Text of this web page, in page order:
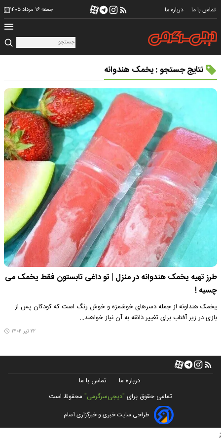
تماس با ما درباره ما جمعه ۱۶ مرداد ۱۴۰۵
نتایج جستجو : یخمک هندوانه
طرز تهیه یخمک هندوانه در منزل | تو داغی تابستون فقط یخمک می
چسبه !
یخمک هنداونه از جمله دسرهای خوشمزه و خوش رنگ است که کودکان پس از
بازی در زیر آفتاب برای تغییر ذائقه به آن نیاز خواهند…
۲۲ تیر ۱۴۰۴
درباره ما
تماس با ما
تمامی حقوق برای "دیجی‌سرگرمی" محفوظ است
طراحی سایت خبری و خبرگزاری آسام
;